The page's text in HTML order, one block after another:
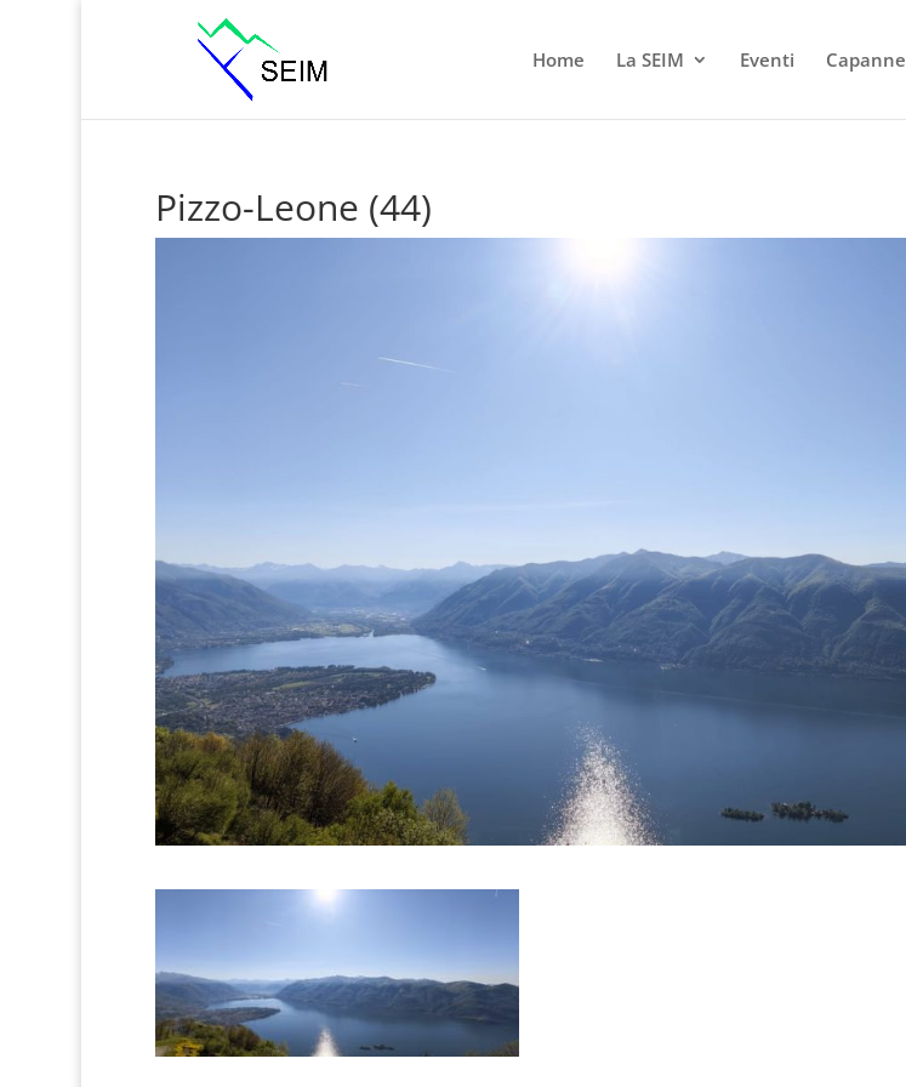
Home La SEIM Eventi Capanne
Pizzo-Leone (44)